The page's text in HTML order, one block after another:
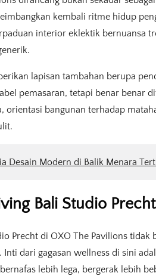
kembali ritme hidup
interior eklektik bernuansa
lapisan tambahan berupa
pemasaran, tetapi benar benar
orientasi bangunan terhadap
Desain Modern di Balik Menara
Bali Studio
Precht di OXO The Pavilions tidak
Inti dari gagasan wellness di sini
lebih lega, bergerak lebih